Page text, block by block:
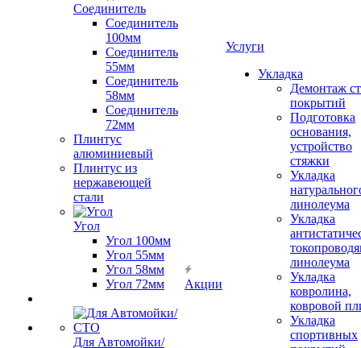
Соединитель
Соединитель
100мм
Соединитель
55мм
Соединитель
58мм
Соединитель
72мм
Плинтус
алюминиевый
Плинтус из
нержавеющей
стали
Угол
Угол 100мм
Угол 55мм
Угол 58мм
Угол 72мм
Для Автомойки/
Акции
Услуги
Укладка
Демонтаж
покрытий
Подготовка
основания,
устройство
стяжки
Укладка
линолеума
Укладка
линолеума
Укладка
ковролина,
ковровой
Укладка
спортивных